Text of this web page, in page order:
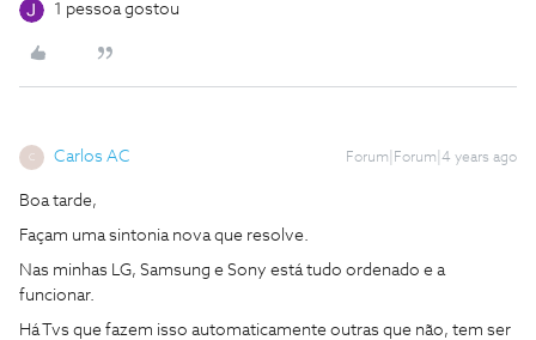
1 pessoa gostou
C Carlos AC Forum|Forum|4 years ago
Boa tarde,
Façam uma sintonia nova que resolve.
Nas minhas LG, Samsung e Sony está tudo ordenado e a
funcionar.
Há Tvs que fazem isso automaticamente outras que não, tem ser